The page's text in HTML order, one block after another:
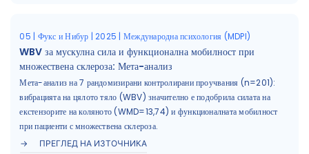
05 | Фукс и Нибур | 2025 | Международна психология (MDPI)
WBV за мускулна сила и функционална мобилност при
множествена склероза: Мета-анализ
Мета-анализ на 7 рандомизирани контролирани проучвания (n=201):
вибрацията на цялото тяло (WBV) значително е подобрила силата на
екстензорите на коляното (WMD=13,74) и функционалната мобилност
при пациенти с множествена склероза.
ПРЕГЛЕД НА ИЗТОЧНИКА